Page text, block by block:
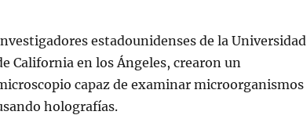
estadounidenses de la Universidad
California en los Ángeles, crearon un
capaz de examinar microorganismos
holografías.